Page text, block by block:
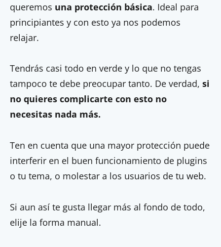
queremos una protección básica. Ideal para
principiantes y con esto ya nos podemos
relajar.
Tendrás casi todo en verde y lo que no tengas
tampoco te debe preocupar tanto. De verdad, si
no quieres complicarte con esto no
necesitas nada más.
Ten en cuenta que una mayor protección puede
interferir en el buen funcionamiento de plugins
o tu tema, o molestar a los usuarios de tu web.
Si aun así te gusta llegar más al fondo de todo,
elije la forma manual.